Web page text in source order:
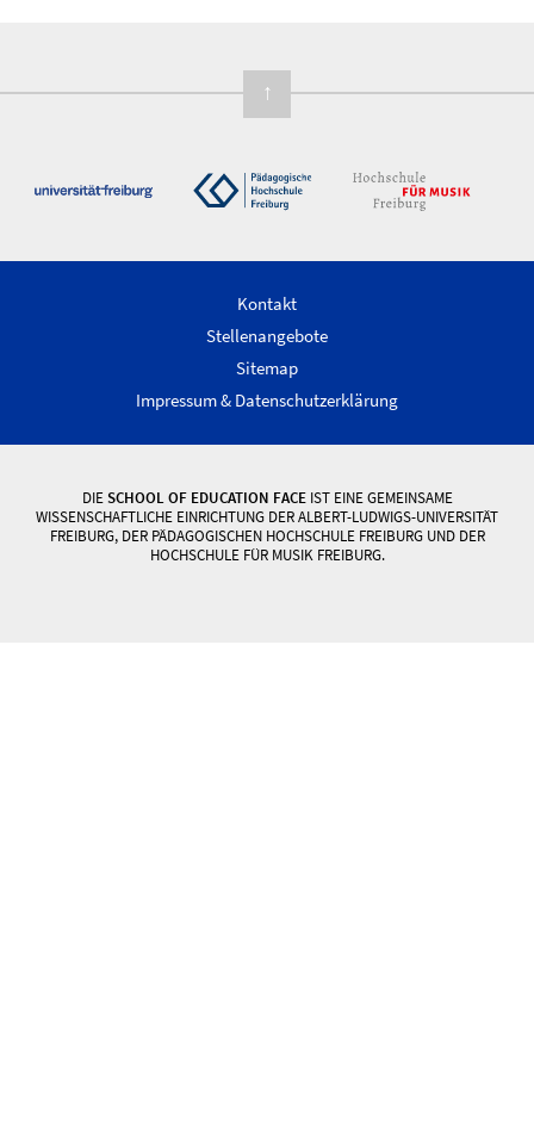
↑
Kontakt
Stellenangebote
Sitemap
Impressum & Datenschutzerklärung
DIE SCHOOL OF EDUCATION FACEIST EINE GEMEINSAME
WISSENSCHAFTLICHE EINRICHTUNG DER ALBERT-LUDWIGS-UNIVERSITÄT
FREIBURG, DER PÄDAGOGISCHEN HOCHSCHULE FREIBURG UND DER
HOCHSCHULE FÜR MUSIK FREIBURG.